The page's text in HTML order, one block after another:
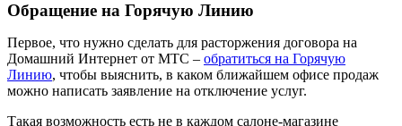
Обращение на Горячую Линию
Первое, что нужно сделать для расторжения договора на
Домашний Интернет от МТС – обратиться на Горячую
Линию, чтобы выяснить, в каком ближайшем офисе продаж
можно написать заявление на отключение услуг.
Такая возможность есть не в каждом салоне-магазине